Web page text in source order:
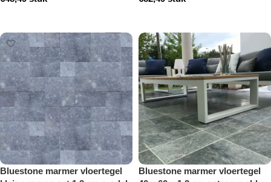
Bluestone marmer vloertegel
Bluestone marmer vloertegel